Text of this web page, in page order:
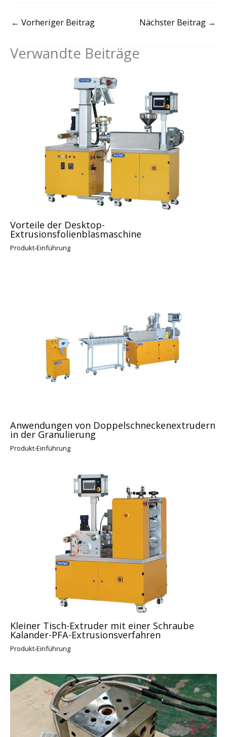
← Vorheriger Beitrag Nächster Beitrag →
Verwandte Beiträge
Vorteile der Desktop-
Extrusionsfolienblasmaschine
Produkt-Einführung
Anwendungen von Doppelschneckenextrudern
in der Granulierung
Produkt-Einführung
Kleiner Tisch-Extruder mit einer Schraube
Kalander-PFA-Extrusionsverfahren
Produkt-Einführung